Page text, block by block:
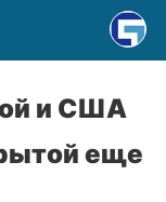
и США
еще